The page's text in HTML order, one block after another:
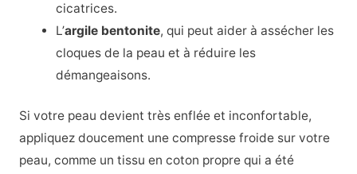
cicatrices.
L’argile bentonite, qui peut aider à assécher les
cloques de la peau et à réduire les
démangeaisons.
Si votre peau devient très enflée et inconfortable,
appliquez doucement une compresse froide sur votre
peau, comme un tissu en coton propre qui a été